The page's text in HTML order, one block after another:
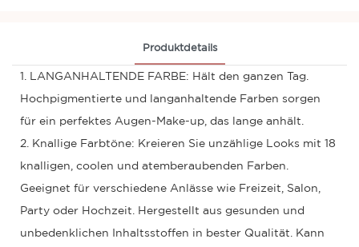
Produktdetails
1. LANGANHALTENDE FARBE: Hält den ganzen Tag.
Hochpigmentierte und langanhaltende Farben sorgen
für ein perfektes Augen-Make-up, das lange anhält.
2. Knallige Farbtöne: Kreieren Sie unzählige Looks mit 18
knalligen, coolen und atemberaubenden Farben.
Geeignet für verschiedene Anlässe wie Freizeit, Salon,
Party oder Hochzeit. Hergestellt aus gesunden und
unbedenklichen Inhaltsstoffen in bester Qualität. Kann